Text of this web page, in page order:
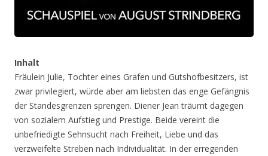
Inhalt
Fräulein Julie, Tochter eines Grafen und Gutshofbesitzers, ist
zwar privilegiert, würde aber am liebsten das enge Gefängnis
der Standesgrenzen sprengen. Diener Jean träumt dagegen
von sozialem Aufstieg und Prestige. Beide vereint die
unbefriedigte Sehnsucht nach Freiheit, Liebe und das
verzweifelte Streben nach Individualität. In der erregenden